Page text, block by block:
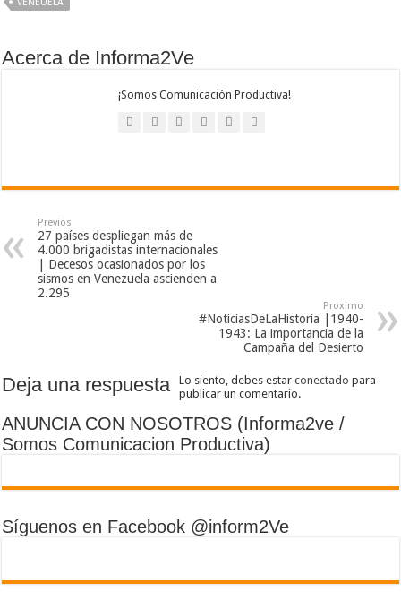
Acerca de Informa2Ve
¡Somos Comunicación Productiva!
Previos
27 países despliegan más de
4.000 brigadistas internacionales
| Decesos ocasionados por los
sismos en Venezuela ascienden a
2.295
Proximo
#NoticiasDeLaHistoria |1940-
1943: La importancia de la
Campaña del Desierto
Deja una respuesta Lo siento, debes estarconectado para
publicar un comentario.
ANUNCIA CON NOSOTROS (Informa2ve /
Somos Comunicacion Productiva)
Síguenos en Facebook @inform2Ve